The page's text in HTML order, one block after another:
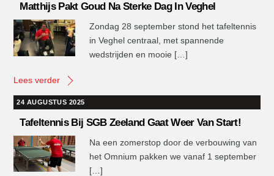
Matthijs Pakt Goud Na Sterke Dag In Veghel
Zondag 28 september stond het tafeltennis
in Veghel centraal, met spannende
wedstrijden en mooie […]
Lees verder
24 AUGUSTUS 2025
Tafeltennis Bij SGB Zeeland Gaat Weer Van Start!
Na een zomerstop door de verbouwing van
het Omnium pakken we vanaf 1 september
[…]